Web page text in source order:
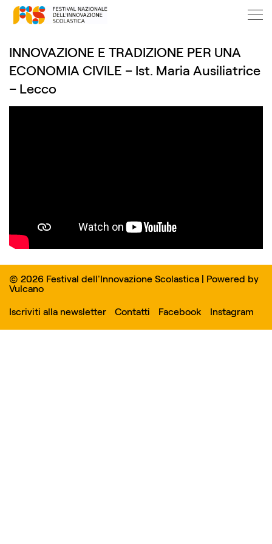
INNOVAZIONE E TRADIZIONE PER UNA
ECONOMIA CIVILE – Ist. Maria Ausiliatrice
– Lecco
© 2026 Festival dell'Innovazione Scolastica | Powered by
Vulcano
Iscriviti alla newsletter
Contatti Facebook Instagram